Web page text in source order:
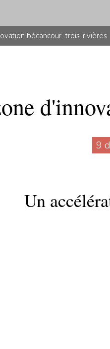
bécancour–trois-rivières
9
Un